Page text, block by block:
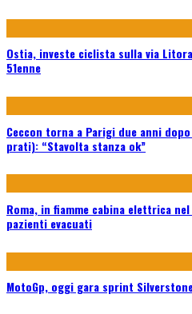
Ostia, investe ciclista sulla via
51enne
Ceccon torna a Parigi due anni
prati): “Stavolta stanza ok”
Roma, in fiamme cabina elettrica
pazienti evacuati
MotoGp, oggi gara sprint